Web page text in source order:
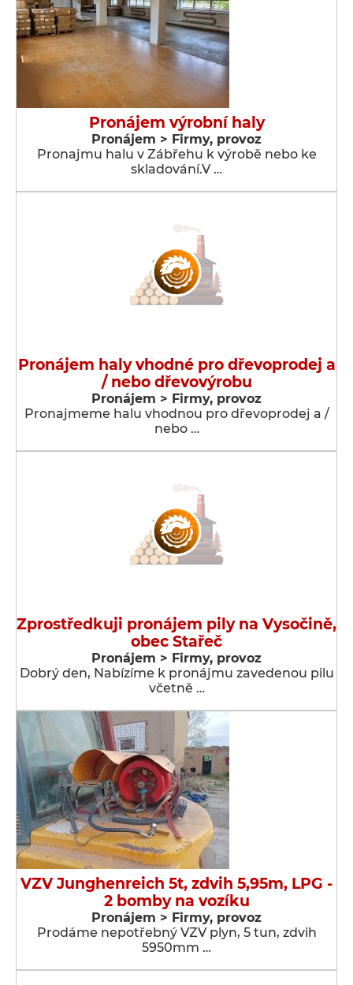
Pronájem výrobní haly
Pronájem > Firmy, provoz
Pronajmu halu v Zábřehu k výrobě nebo ke
skladování.V …
Pronájem haly vhodné pro dřevoprodej a
/ nebo dřevovýrobu
Pronájem > Firmy, provoz
Pronajmeme halu vhodnou pro dřevoprodej a /
nebo …
Zprostředkuji pronájem pily na Vysočině,
obec Stařeč
Pronájem > Firmy, provoz
Dobrý den, Nabízíme k pronájmu zavedenou pilu
včetně …
VZV Junghenreich 5t, zdvih 5,95m, LPG -
2 bomby na vozíku
Pronájem > Firmy, provoz
Prodáme nepotřebný VZV plyn, 5 tun, zdvih
5950mm …